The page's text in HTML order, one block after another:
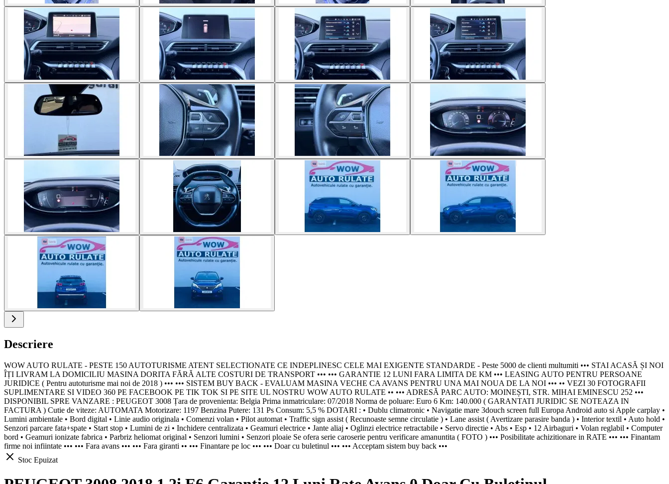
Descriere
WOW AUTO RULATE - PESTE 150 AUTOTURISME ATENT SELECTIONATE CE INDEPLINESC CELE MAI EXIGENTE STANDARDE - Peste 5000 de clienti multumiti ••• STAI ACASĂ ȘI NOI
ÎȚI LIVRAM LA DOMICILIU MASINA DORITA FĂRĂ ALTE COSTURI DE TRANSPORT ••• ••• GARANTIE 12 LUNI FARA LIMITA DE KM ••• LEASING AUTO PENTRU PERSOANE
JURIDICE ( Pentru autoturisme mai noi de 2018 ) ••• ••• SISTEM BUY BACK - EVALUAM MASINA VECHE CA AVANS PENTRU UNA MAI NOUA DE LA NOI ••• •• VEZI 30 FOTOGRAFII
SUPLIMENTARE SI VIDEO 360 PE FACEBOOK PE TIK TOK SI PE SITE UL NOSTRU WOW AUTO RULATE •• ••• ADRESĂ PARC AUTO: MOINEȘTI, STR. MIHAI EMINESCU 252 •••
DISPONIBIL SPRE VANZARE : PEUGEOT 3008 Țara de provenienta: Belgia Prima inmatriculare: 07/2018 Norma de poluare: Euro 6 Km: 140.000 ( GARANTATI JURIDIC SE NOTEAZA IN
FACTURA ) Cutie de viteze: AUTOMATA Motorizare: 1197 Benzina Putere: 131 Ps Consum: 5,5 % DOTARI : • Dublu climatronic • Navigatie mare 3douch screen full Europa Android auto si Apple carplay •
Lumini ambientale • Bord digital • Linie audio originala • Comenzi volan • Pilot automat • Traffic sign assist ( Recunoaste semne circulatie ) • Lane assist ( Avertizare parasire banda ) • Interior textil • Auto hold •
Senzori parcare fata+spate • Start stop • Lumini de zi • Inchidere centralizata • Geamuri electrice • Jante aliaj • Oglinzi electrice retractabile • Servo directie • Abs • Esp • 12 Airbaguri • Volan reglabil • Computer
bord • Geamuri ionizate fabrica • Parbriz heliomat original • Senzori lumini • Senzori ploaie Se ofera serie caroserie pentru verificare amanuntita ( FOTO ) ••• Posibilitate achizitionare in RATE ••• ••• Finantam
firme noi infiintate ••• ••• Fara avans ••• ••• Fara giranti •• ••• Finantare pe loc ••• ••• Doar cu buletinul ••• ••• Acceptam sistem buy back •••
Stoc Epuizat